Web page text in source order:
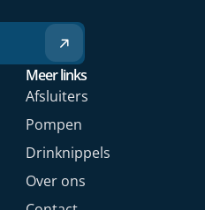
Meer links
Afsluiters
Pompen
Drinknippels
Over ons